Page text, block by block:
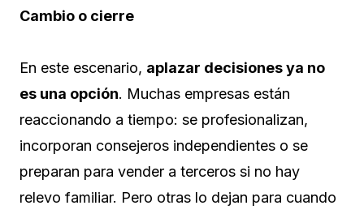
Cambio o cierre
En este escenario, aplazar decisiones ya no
es una opción. Muchas empresas están
reaccionando a tiempo: se profesionalizan,
incorporan consejeros independientes o se
preparan para vender a terceros si no hay
relevo familiar. Pero otras lo dejan para cuando